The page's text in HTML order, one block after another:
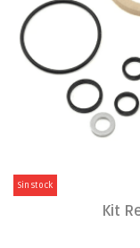
Sin stock
Kit